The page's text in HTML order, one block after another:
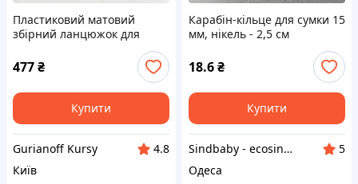
Пластиковий матовий
збірний ланцюжок для
сумок, ланка овал, матовий
теракотовий, 33 см
477₴
Купити
Gurianoff Kursy
4.8
Київ
Карабін-кільце для сумки 15
мм, нікель - 2,5 см
18.6₴
Купити
Sindbaby - ecosind.com.ua
5
Одеса